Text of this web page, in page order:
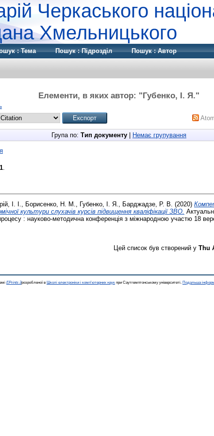
Черкаського
Хмельницького
: Тема Пошук : Підрозділ Пошук : Автор
Елементи, в яких автор: "Губенко, І. Я."
Група по: Тип документу Немає групування
1
І. І. Борисенко, Н. М. Губенко, І. Я. Барджадзе, Р. В. (2020)
культури слухачів курсів підвищення кваліфікації ЗВО.
процесу : науково-методична конференція з міжнародною участю 18
Цей список був створений у Thu
EPrints 3розробленої в Школі електроніки і комп'ютерних наук при Саутгемптонському університеті. Подальша